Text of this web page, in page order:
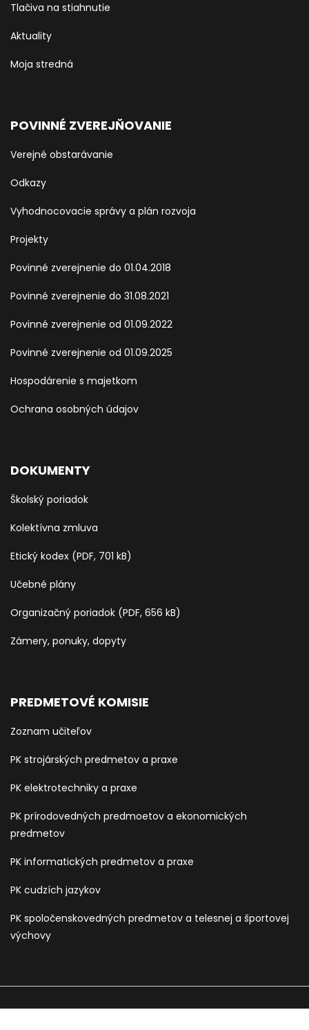
Tlačiva na stiahnutie
Aktuality
Moja stredná
POVINNÉ ZVEREJŇOVANIE
Verejné obstarávanie
Odkazy
Vyhodnocovacie správy a plán rozvoja
Projekty
Povinné zverejnenie do 01.04.2018
Povinné zverejnenie do 31.08.2021
Povinné zverejnenie od 01.09.2022
Povinné zverejnenie od 01.09.2025
Hospodárenie s majetkom
Ochrana osobných údajov
DOKUMENTY
Školský poriadok
Kolektívna zmluva
Etický kodex (PDF, 701 kB)
Učebné plány
Organizačný poriadok (PDF, 656 kB)
Zámery, ponuky, dopyty
PREDMETOVÉ KOMISIE
Zoznam učiteľov
PK strojárských predmetov a praxe
PK elektrotechniky a praxe
PK prírodovedných predmoetov a ekonomických
predmetov
PK informatických predmetov a praxe
PK cudzích jazykov
PK spoločenskovedných predmetov a telesnej a športovej
výchovy